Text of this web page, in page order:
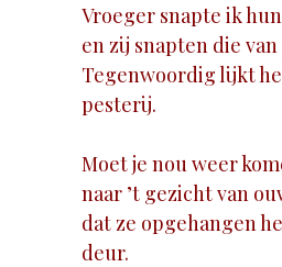
Vroeger snapte ik
en zij snapten die
Tegenwoordig lijkt
pesterij.
Moet je nou weer
naar ’t gezicht van
dat ze opgehangen
deur.